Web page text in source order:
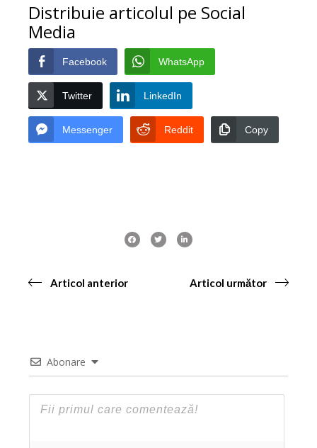
Distribuie articolul pe Social
Media
Facebook WhatsApp
Twitter LinkedIn
Messenger Reddit Copy
Articol anterior Articol următor
Abonare